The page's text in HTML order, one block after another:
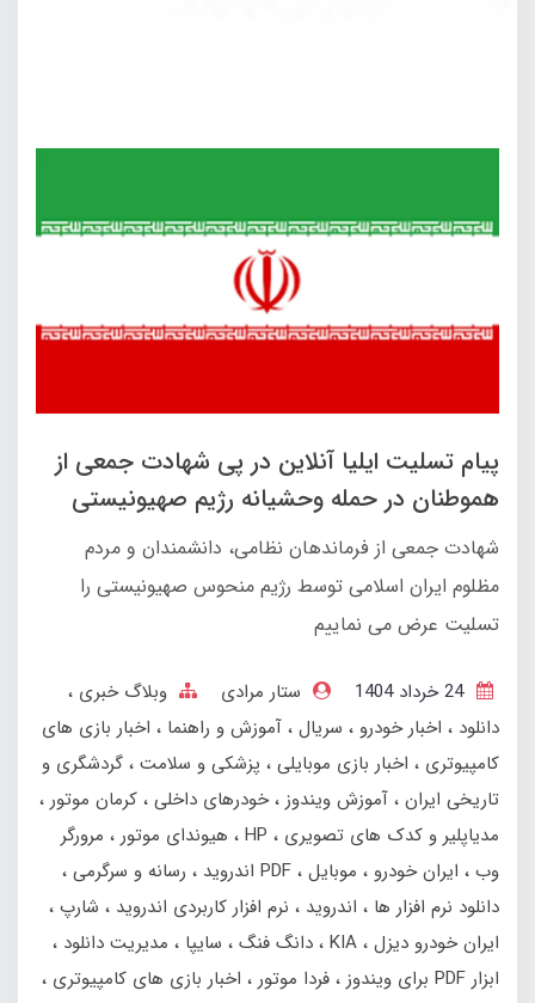
پیام تسلیت ایلیا آنلاین در پی شهادت جمعی از
هموطنان در حمله وحشیانه رژیم صهیونیستی
شهادت جمعی از فرماندهان نظامی، دانشمندان و مردم
مظلوم ایران اسلامی توسط رژیم منحوس صهیونیستی را
تسلیت عرض می نماییم
24 خرداد 1404 ستار مرادی
وبلاگ خبری
دانلود
اخبار خودرو سریال آموزش و راهنما
اخبار بازی های
کامپیوتری
اخبار بازی موبایلی پزشکی و سلامت گردشگری و
تاریخی ایران آموزش ویندوز خودرهای داخلی کرمان موتور
مدیاپلیر و کدک های تصویری
HP هیوندای موتور
مرورگر
وب
ایران خودرو موبایل PDF اندروید
رسانه و سرگرمی
دانلود نرم افزار ها
اندروید نرم افزار کاربردی اندروید
شارپ
ایران خودرو دیزل KIA دانگ فنگ سایپا
مدیریت دانلود
ابزار PDF برای ویندوز
فردا موتور
اخبار بازی های کامپیوتری